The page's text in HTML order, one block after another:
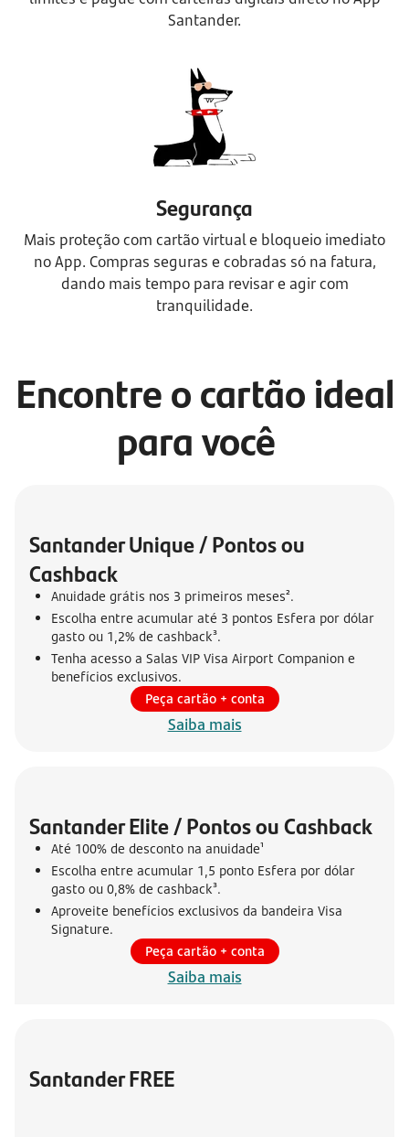
Santander.
Segurança
Mais proteção com cartão virtual e bloqueio imediato
no App. Compras seguras e cobradas só na fatura,
dando mais tempo para revisar e agir com
tranquilidade.
Encontre o cartão ideal
para você
Santander Unique / Pontos ou
Cashback
Anuidade grátis nos 3 primeiros meses².
Escolha entre acumular até 3 pontos Esfera por dólar
gasto ou 1,2% de cashback³.
Tenha acesso a Salas VIP Visa Airport Companion e
benefícios exclusivos.
Peça cartão + conta
Saiba mais
Santander Elite / Pontos ou Cashback
Até 100% de desconto na anuidade¹
Escolha entre acumular 1,5 ponto Esfera por dólar
gasto ou 0,8% de cashback³.
Aproveite benefícios exclusivos da bandeira Visa
Signature.
Peça cartão + conta
Saiba mais
Santander FREE